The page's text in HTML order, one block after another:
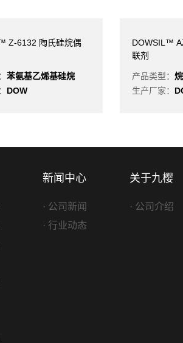
Z-6132 陶氏硅烷偶
苯氨基乙烯基硅烷
DOW
DOWSIL™
联剂
产品类型：
生产厂家：
新闻中心
· 公司新闻
· 行业动态
关于九樱
· 公司介绍